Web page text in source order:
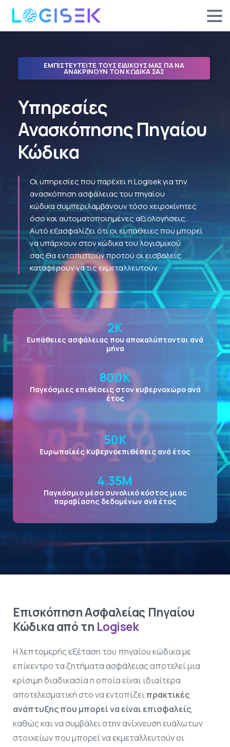
ΕΜΠΙΣΤΕΥΤΕΙΤΕ ΤΟΥΣ ΕΙΔΙΚΟΥΣ ΜΑΣ ΓΙΑ ΝΑ
ΑΝΑΚΡΙΝΟΥΝ ΤΟΝ ΚΩΔΙΚΑ ΣΑΣ
Υπηρεσίες
ΑνασκόπησηςΠηγαίου
Κώδικα
Οι υπηρεσίες που παρέχει η Logisek για την
ανασκόπηση ασφάλειας του πηγαίου
κώδικα συμπεριλαμβάνουν τόσο χειροκίνητες
όσο και αυτοματοποιημένες αξιολογήσεις.
Αυτό εξασφαλίζει ότι οι ευπάθειες που μπορεί
να υπάρχουν στον κώδικα του λογισμικού
σας θα εντοπιστούν προτού οι εισβολείς
καταφέρουν να τις εκμεταλλευτούν.
2K
Ευπάθειες ασφάλειας που αποκαλύπτονται ανά
μήνα
800K
Παγκόσμιες επιθέσεις στον κυβερνοχώρο ανά
έτος
50K
Ευρωπαϊκές Κυβερνοεπιθέσεις ανά έτος
4.35Μ
Παγκόσμιο μέσο συνολικό κόστος μιας
παραβίασης δεδομένων ανά έτος
Επισκόπηση Ασφαλείας Πηγαίου
Κώδικα από τη Logisek
Η λεπτομερής εξέταση του πηγαίου κώδικα με
επίκεντρο τα ζητήματα ασφάλειας αποτελεί μια
κρίσιμη διαδικασία η οποία είναι ιδιαίτερα
αποτελεσματική στο να εντοπίζειπρακτικές
ανάπτυξης που μπορεί να είναι επισφαλείς,
καθώς και να συμβάλει στην ανίχνευση ευάλωτων
στοιχείων που μπορεί να εκμεταλλευτούν οι